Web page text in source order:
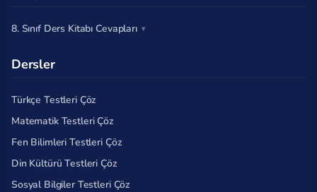
8. Sınıf Ders Kitabı Cevapları
Dersler
Türkçe Testleri Çöz
Matematik Testleri Çöz
Fen Bilimleri Testleri Çöz
Din Kültürü Testleri Çöz
Sosyal Bilgiler Testleri Çöz